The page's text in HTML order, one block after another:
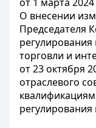
О внесении
Председателя
торговли и
от 23 октября
отраслевого